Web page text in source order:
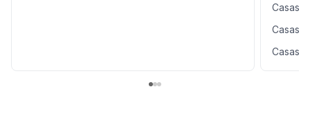
Casas
Casas
Casas